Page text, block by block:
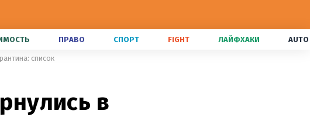
ПРАВО СПОРТ FIGHT ЛАЙФХАКИ AUTO
список
в